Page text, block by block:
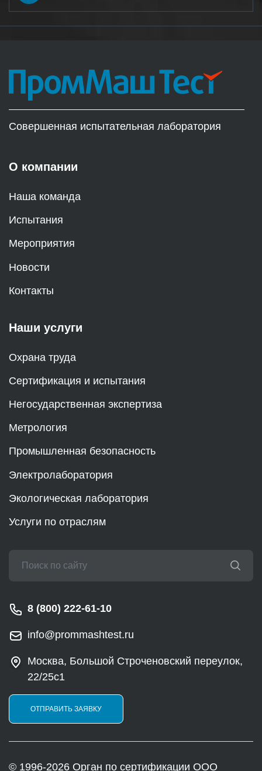
Совершенная испытательная лаборатория
О компании
Наша команда
Испытания
Мероприятия
Новости
Контакты
Наши услуги
Охрана труда
Сертификация и испытания
Негосударственная экспертиза
Метрология
Промышленная безопасность
Электролаборатория
Экологическая лаборатория
Услуги по отраслям
8 (800) 222-61-10
info@prommashtest.ru
Москва, Большой Строченовский переулок,
22/25с1
ОТПРАВИТЬ ЗАЯВКУ
© 1996-2026 Орган по сертификации ООО